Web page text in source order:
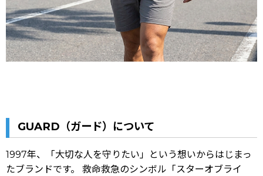
GUARD（ガード）について
1997年、「大切な人を守りたい」という想いからはじまっ
たブランドです。 救命救急のシンボル「スターオブライ